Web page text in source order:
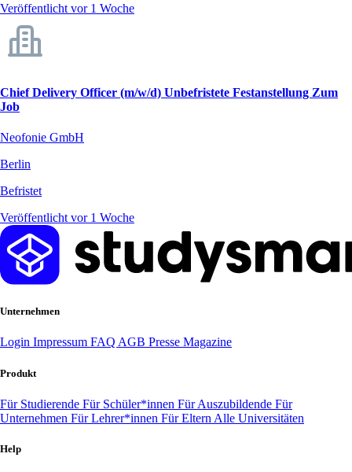
Veröffentlicht vor 1 Woche
Chief Delivery Officer (m/w/d) Unbefristete Festanstellung Zum
Job
Neofonie GmbH
Berlin
Befristet
Veröffentlicht vor 1 Woche
Unternehmen
Login Impressum FAQ AGB Presse Magazine
Produkt
Für Studierende Für Schüler*innen Für Auszubildende Für
Unternehmen Für Lehrer*innen Für Eltern Alle Universitäten
Help